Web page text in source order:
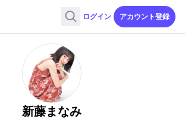
ログイン アカウント登録
新藤まなみ